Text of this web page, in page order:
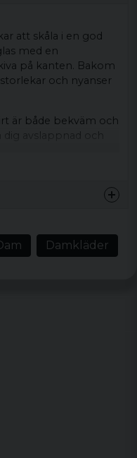
att skåla i en god
med en
på kanten. Bakom
och nyanser
är både bekväm och
avslappnad och
Damkläder